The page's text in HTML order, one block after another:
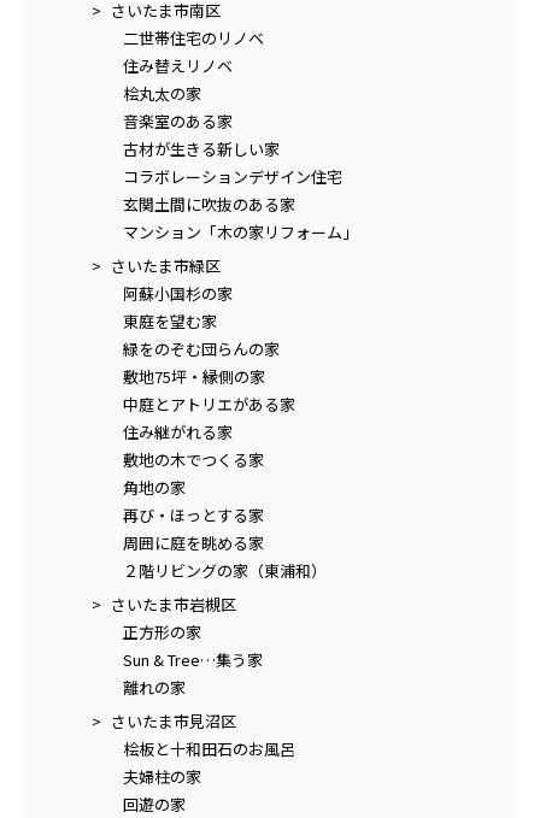
さいたま市南区
二世帯住宅のリノベ
住み替えリノベ
桧丸太の家
音楽室のある家
古材が生きる新しい家
コラボレーションデザイン住宅
玄関土間に吹抜のある家
マンション「木の家リフォーム」
さいたま市緑区
阿蘇小国杉の家
東庭を望む家
緑をのぞむ団らんの家
敷地75坪・縁側の家
中庭とアトリエがある家
住み継がれる家
敷地の木でつくる家
角地の家
再び・ほっとする家
周囲に庭を眺める家
２階リビングの家（東浦和）
さいたま市岩槻区
正方形の家
Sun & Tree…集う家
離れの家
さいたま市見沼区
桧板と十和田石のお風呂
夫婦柱の家
回遊の家